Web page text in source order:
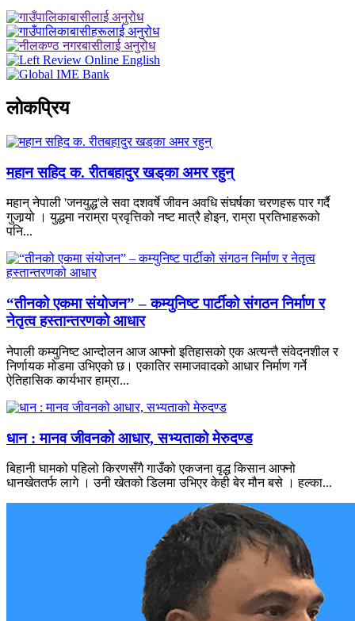
लाेकप्रिय
महान सहिद क. रीतबहादुर खड्‌का अमर रहुन्
महान् नेपाली 'जनयुद्ध'ले सवा दशवर्षे जीवन अवधि संघर्षका चरणहरू पार गर्दै
गुजार्‍यो । युद्धमा नराम्रा प्रवृत्तिको नष्ट मात्रै होइन, राम्रा प्रतिभाहरूको
पनि...
“तीनको एकमा संयोजन” – कम्युनिष्ट पार्टीको संगठन निर्माण र
नेतृत्व हस्तान्तरणको आधार
नेपाली कम्युनिष्ट आन्दोलन आज आफ्नो इतिहासको एक अत्यन्तै संवेदनशील र
निर्णायक मोडमा उभिएको छ। एकातिर समाजवादको आधार निर्माण गर्ने
ऐतिहासिक कार्यभार हाम्रा...
धान : मानव जीवनको आधार, सभ्यताको मेरुदण्ड
बिहानी घामको पहिलो किरणसँगै गाउँको एकजना वृद्ध किसान आफ्नो
धानखेततर्फ लागे । उनी खेतको डिलमा उभिएर केही बेर मौन बसे । हल्का...